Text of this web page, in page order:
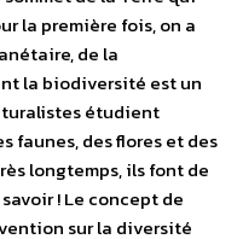
la première fois, on a
de la
la biodiversité est un
étudient
faunes, des flores et des
longtemps, ils font de
! Le concept de
sur la diversité